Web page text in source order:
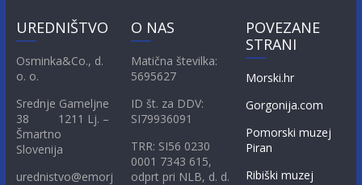
UREDNIŠTVO
Osminka&Co., d.
o. o.
Srednje Gameljne
38 1211 Lj. –
Šmartno
Slovenija
urednistvo@emorj
O NAS
Matična številka:
5695627
ID št. za DDV:
SI79936091
TRR: SI56 0230
0001 7343 615,
odprt pri NLB, d. d.
POVEZANE
STRANI
Morski.hr
Gorgonija.com
Pomorski muzej
Piran
Ribiški muzej